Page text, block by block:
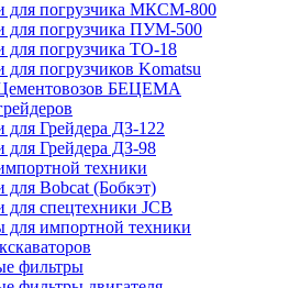
для погрузчика МКСМ-800
для погрузчика ПУМ-500
для погрузчика ТО-18
для погрузчиков Komatsu
Цементовозов БЕЦЕМА
для Грейдера ДЗ-122
для Грейдера ДЗ-98
техники
для Bobcat (Бобкэт)
для спецтехники JCB
для импортной техники
фильтры